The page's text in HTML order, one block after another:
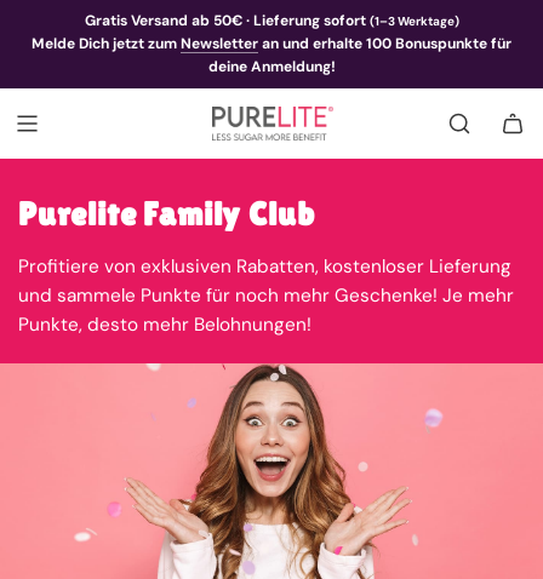
Gratis Versand ab 50€ · Lieferung sofort (1–3 Werktage)
Melde Dich jetzt zumNewsletteran und erhalte 100 Bonuspunkte für
deine Anmeldung!
Purelite Family Club
Profitiere von exklusiven Rabatten, kostenloser Lieferung
und sammele Punkte für noch mehr Geschenke! Je mehr
Punkte, desto mehr Belohnungen!